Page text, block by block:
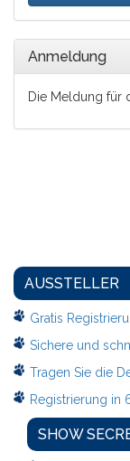
Anmeldung
Die Meldung für
AUSSTELLER
Gratis
Sichere und
Tragen Sie die
Registrierung in
SHOW